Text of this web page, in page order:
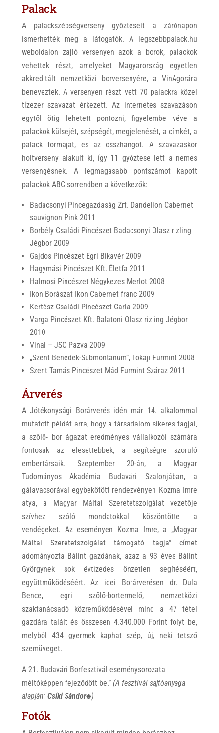
Palack
A palackszépségverseny győzteseit a zárónapon
ismerhették meg a látogatók. A legszebbpalack.hu
weboldalon zajló versenyen azok a borok, palackok
vehettek részt, amelyeket Magyarország egyetlen
akkreditált nemzetközi borversenyére, a VinAgorára
beneveztek. A versenyen részt vett 70 palackra közel
tízezer szavazat érkezett. Az internetes szavazáson
egytől ötig lehetett pontozni, figyelembe véve a
palackok külsejét, szépségét, megjelenését, a címkét, a
palack formáját, és az összhangot. A szavazáskor
holtverseny alakult ki, így 11 győztese lett a nemes
versengésnek. A legmagasabb pontszámot kapott
palackok ABC sorrendben a következők:
Badacsonyi Pincegazdaság Zrt. Dandelion Cabernet
sauvignon Pink 2011
Borbély Családi Pincészet Badacsonyi Olasz rizling
Jégbor 2009
Gajdos Pincészet Egri Bikavér 2009
Hagymási Pincészet Kft. Életfa 2011
Halmosi Pincészet Négykezes Merlot 2008
Ikon Borászat Ikon Cabernet franc 2009
Kertész Családi Pincészet Carla 2009
Varga Pincészet Kft. Balatoni Olasz rizling Jégbor
2010
Vinal – JSC Pazva 2009
„Szent Benedek-Submontanum”, Tokaji Furmint 2008
Szent Tamás Pincészet Mád Furmint Száraz 2011
Árverés
A Jótékonysági Borárverés idén már 14. alkalommal
mutatott példát arra, hogy a társadalom sikeres tagjai,
a szőlő- bor ágazat eredményes vállalkozói számára
fontosak az elesettebbek, a segítségre szoruló
embertársaik. Szeptember 20-án, a Magyar
Tudományos Akadémia Budavári Szalonjában, a
gálavacsorával egybekötött rendezvényen Kozma Imre
atya, a Magyar Máltai Szeretetszolgálat vezetője
szívhez szóló mondatokkal köszöntötte a
vendégeket. Az eseményen Kozma Imre, a „Magyar
Máltai Szeretetszolgálat támogató tagja” címet
adományozta Bálint gazdának, azaz a 93 éves Bálint
Györgynek sok évtizedes önzetlen segítéséért,
együttműködéséért. Az idei Borárverésen dr. Dula
Bence, egri szőlő-bortermelő, nemzetközi
szaktanácsadó közreműködésével mind a 47 tétel
gazdára talált és összesen 4.340.000 Forint folyt be,
melyből 434 gyermek kaphat szép, új, neki tetsző
szemüveget.
A 21. Budavári Borfesztivál eseménysorozata
méltóképpen fejeződött be.” (A fesztivál sajtóanyaga
alapján: Csíki Sándor♣)
Fotók